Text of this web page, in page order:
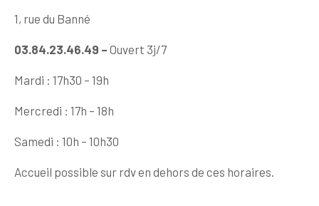
1, rue du Banné
03.84.23.46.49 – Ouvert 3j/7
Mardi : 17h30 – 19h
Mercredi : 17h – 18h
Samedi : 10h – 10h30
Accueil possible sur rdv en dehors de ces horaires.